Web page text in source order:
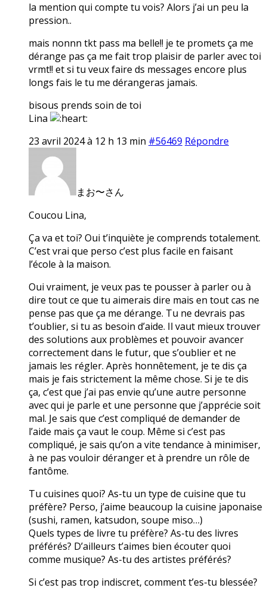
la mention qui compte tu vois? Alors j’ai un peu la
pression..
mais nonnn tkt pass ma belle!! je te promets ça me
dérange pas ça me fait trop plaisir de parler avec toi
vrmt!! et si tu veux faire ds messages encore plus
longs fais le tu me dérangeras jamais.
bisous prends soin de toi
Lina
23 avril 2024 à 12 h 13 min #56469 Répondre
まお〜さん
Coucou Lina,
Ça va et toi? Oui t’inquiète je comprends totalement.
C’est vrai que perso c’est plus facile en faisant
l’école à la maison.
Oui vraiment, je veux pas te pousser à parler ou à
dire tout ce que tu aimerais dire mais en tout cas ne
pense pas que ça me dérange. Tu ne devrais pas
t’oublier, si tu as besoin d’aide. Il vaut mieux trouver
des solutions aux problèmes et pouvoir avancer
correctement dans le futur, que s’oublier et ne
jamais les régler. Après honnêtement, je te dis ça
mais je fais strictement la même chose. Si je te dis
ça, c’est que j’ai pas envie qu’une autre personne
avec qui je parle et une personne que j’apprécie soit
mal. Je sais que c’est compliqué de demander de
l’aide mais ça vaut le coup. Même si c’est pas
compliqué, je sais qu’on a vite tendance à minimiser,
à ne pas vouloir déranger et à prendre un rôle de
fantôme.
Tu cuisines quoi? As-tu un type de cuisine que tu
préfère? Perso, j’aime beaucoup la cuisine japonaise
(sushi, ramen, katsudon, soupe miso…)
Quels types de livre tu préfère? As-tu des livres
préférés? D’ailleurs t’aimes bien écouter quoi
comme musique? As-tu des artistes préférés?
Si c’est pas trop indiscret, comment t’es-tu blessée?